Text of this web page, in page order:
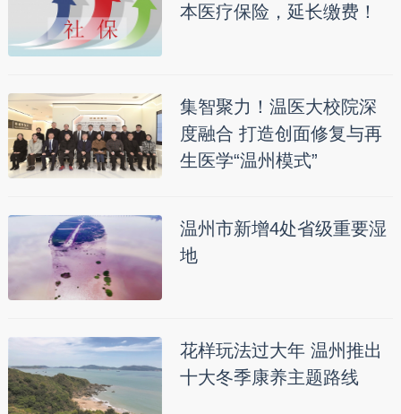
本医疗保险，延长缴费！
集智聚力！温医大校院深
度融合 打造创面修复与再
生医学“温州模式”
温州市新增4处省级重要湿
地
花样玩法过大年 温州推出
十大冬季康养主题路线